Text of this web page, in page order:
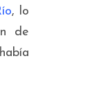
, lo
de